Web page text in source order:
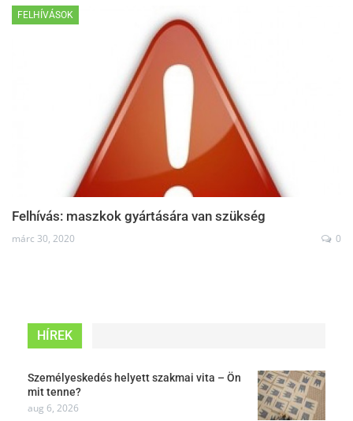
FELHÍVÁSOK
Felhívás: maszkok gyártására van szükség
márc 30, 2020 0
HÍREK
Személyeskedés helyett szakmai vita – Ön
mit tenne?
aug 6, 2026